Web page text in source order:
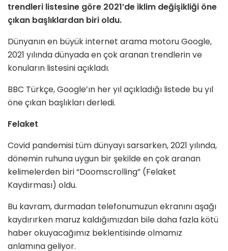
trendleri listesine göre 2021’de iklim değişikliği öne
çıkan başlıklardan biri oldu.
Dünyanın en büyük internet arama motoru Google,
2021 yılında dünyada en çok aranan trendlerin ve
konuların listesini açıkladı.
BBC Türkçe, Google’ın her yıl açıkladığı listede bu yıl
öne çıkan başlıkları derledi.
Felaket
Covid pandemisi tüm dünyayı sarsarken, 2021 yılında,
dönemin ruhuna uygun bir şekilde en çok aranan
kelimelerden biri “Doomscrolling” (Felaket
Kaydırması) oldu.
Bu kavram, durmadan telefonumuzun ekranını aşağı
kaydırırken maruz kaldığımızdan bile daha fazla kötü
haber okuyacağımız beklentisinde olmamız
anlamına geliyor.